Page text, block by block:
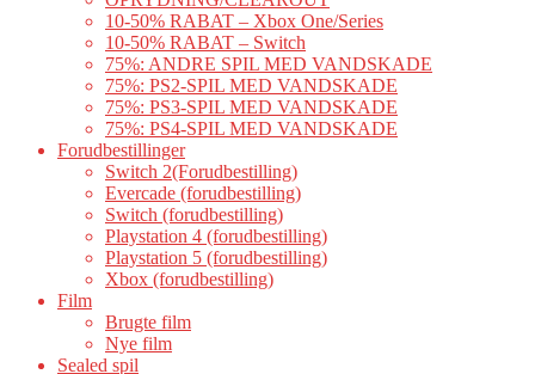
10-50% RABAT – Xbox One/Series
10-50% RABAT – Switch
75%: ANDRE SPIL MED VANDSKADE
75%: PS2-SPIL MED VANDSKADE
75%: PS3-SPIL MED VANDSKADE
75%: PS4-SPIL MED VANDSKADE
Forudbestillinger
Switch 2(Forudbestilling)
Evercade (forudbestilling)
Switch (forudbestilling)
Playstation 4 (forudbestilling)
Playstation 5 (forudbestilling)
Xbox (forudbestilling)
Film
Brugte film
Nye film
Sealed spil